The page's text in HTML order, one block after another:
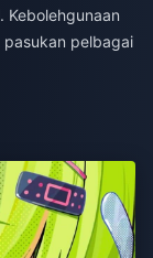
Kebolehgunaan
pasukan pelbagai